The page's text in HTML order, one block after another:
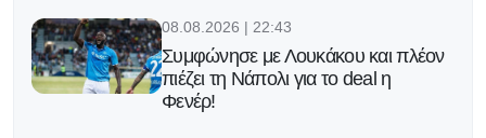
08.08.2026 | 22:43
Συμφώνησε με Λουκάκου και πλέον
πιέζει τη Νάπολι για το deal η
Φενέρ!